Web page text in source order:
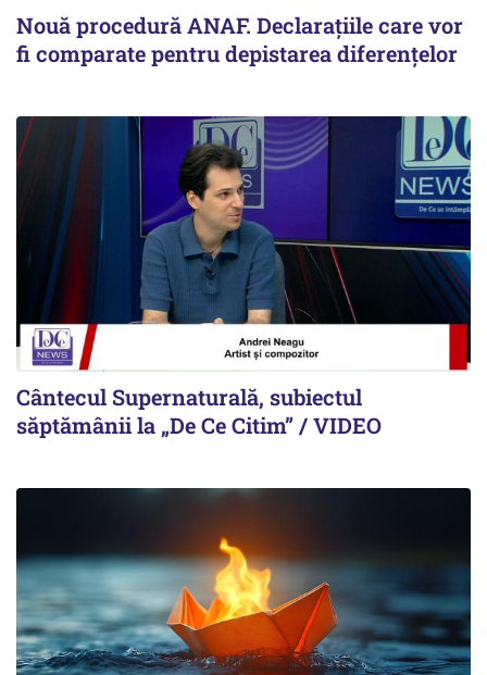
Nouă procedură ANAF. Declarațiile care vor
fi comparate pentru depistarea diferențelor
Cântecul Supernaturală, subiectul
săptămânii la „De Ce Citim” / VIDEO